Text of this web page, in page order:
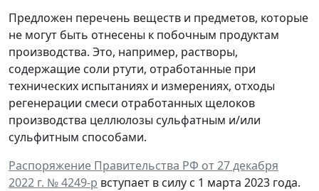
Предложен перечень веществ и предметов, которые
не могут быть отнесены к побочным продуктам
производства. Это, например, растворы,
содержащие соли ртути, отработанные при
технических испытаниях и измерениях, отходы
регенерации смеси отработанных щелоков
производства целлюлозы сульфатным и/или
сульфитным способами.
Распоряжение Правительства РФ от 27 декабря
2022 г. № 4249-р вступает в силу с 1 марта 2023 года.